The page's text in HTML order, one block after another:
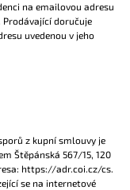
na emailovou adresu
doručuje
uvedenou v jeho
z kupní smlouvy je
Štěpánská 567/15, 120
https://adr.coi.cz/cs.
se na internetové